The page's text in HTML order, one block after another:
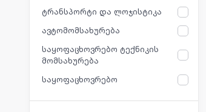
ტრანსპორტი და ლოჯისტიკა
ავტომომსახურება
საყოფაცხოვრებო ტექნიკის
მომსახურება
საყოფაცხოვრებო